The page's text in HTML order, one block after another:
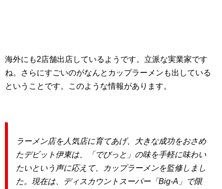
海外にも2店舗出店しているようです。立派な実業家です
ね。さらにすごいのがなんとカップラーメンも出している
ということです。このような情報があります。
ラーメン店を人気店に育てあげ、大きな成功をおさめ
たデビット伊東は、「でびっと」の味を手軽に味わい
たいという声に応えて、カップラーメンを監修しまし
た。現在は、ディスカウントスーパー「Big-A」で限